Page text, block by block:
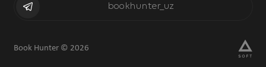
bookhunter_uz
Book Hunter © 2026